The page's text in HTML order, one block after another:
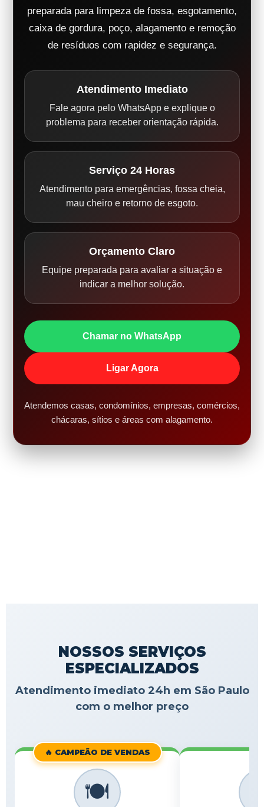
preparada para limpeza de fossa, esgotamento,
caixa de gordura, poço, alagamento e remoção
de resíduos com rapidez e segurança.
Atendimento Imediato
Fale agora pelo WhatsApp e explique o
problema para receber orientação rápida.
Serviço 24 Horas
Atendimento para emergências, fossa cheia,
mau cheiro e retorno de esgoto.
Orçamento Claro
Equipe preparada para avaliar a situação e
indicar a melhor solução.
Chamar no WhatsApp
Ligar Agora
Atendemos casas, condomínios, empresas, comércios,
chácaras, sítios e áreas com alagamento.
NOSSOS SERVIÇOS
ESPECIALIZADOS
Atendimento imediato 24h em São Paulo
com o melhor preço
🔥 CAMPEÃO DE VENDAS
🍽️